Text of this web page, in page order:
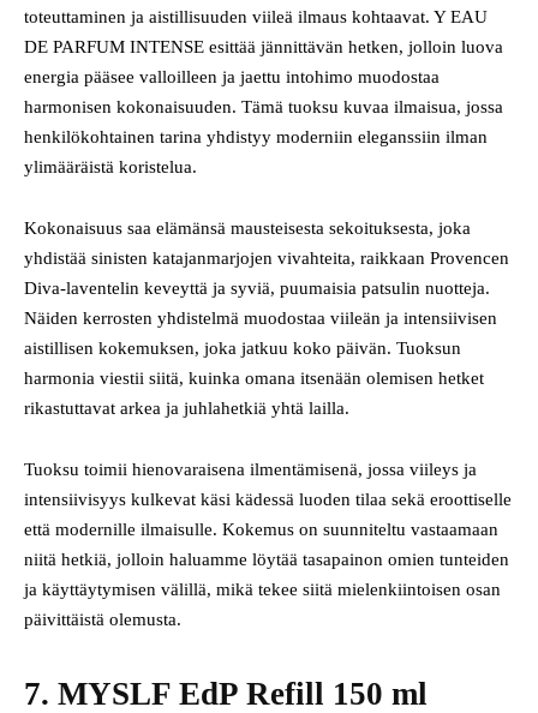
toteuttaminen ja aistillisuuden viileä ilmaus kohtaavat. Y EAU
DE PARFUM INTENSE esittää jännittävän hetken, jolloin luova
energia pääsee valloilleen ja jaettu intohimo muodostaa
harmonisen kokonaisuuden. Tämä tuoksu kuvaa ilmaisua, jossa
henkilökohtainen tarina yhdistyy moderniin eleganssiin ilman
ylimääräistä koristelua.
Kokonaisuus saa elämänsä mausteisesta sekoituksesta, joka
yhdistää sinisten katajanmarjojen vivahteita, raikkaan Provencen
Diva-laventelin keveyttä ja syviä, puumaisia patsulin nuotteja.
Näiden kerrosten yhdistelmä muodostaa viileän ja intensiivisen
aistillisen kokemuksen, joka jatkuu koko päivän. Tuoksun
harmonia viestii siitä, kuinka omana itsenään olemisen hetket
rikastuttavat arkea ja juhlahetkiä yhtä lailla.
Tuoksu toimii hienovaraisena ilmentämisenä, jossa viileys ja
intensiivisyys kulkevat käsi kädessä luoden tilaa sekä eroottiselle
että modernille ilmaisulle. Kokemus on suunniteltu vastaamaan
niitä hetkiä, jolloin haluamme löytää tasapainon omien tunteiden
ja käyttäytymisen välillä, mikä tekee siitä mielenkiintoisen osan
päivittäistä olemusta.
7. MYSLF EdP Refill 150 ml